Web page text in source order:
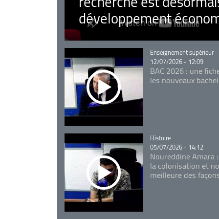
développement
Catégorie
Enseignement supérieur
12/07/2026 - 12:09
BAC 2026 : une
les nouveaux
Catégorie
Histoire
05/07/2026 - 14:12
Noureddine Amara
la colonisation et
meilleure des